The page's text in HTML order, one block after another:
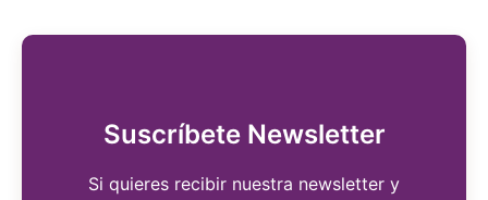
Suscríbete Newsletter
Si quieres recibir nuestra newsletter y